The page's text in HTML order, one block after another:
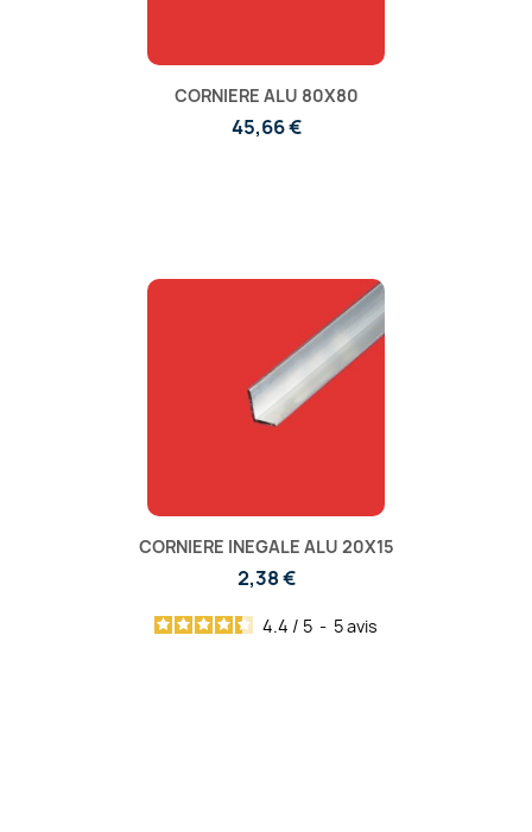
CORNIERE ALU 80X80
45,66 €
CORNIERE INEGALE ALU 20X15
2,38 €
4.4 / 5 - 5avis